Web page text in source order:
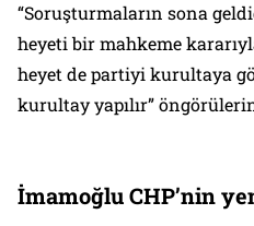
“Soruşturmaların sona
heyeti bir mahkeme
heyet de partiyi kurultaya
kurultay yapılır”
İmamoğlu CHP’nin